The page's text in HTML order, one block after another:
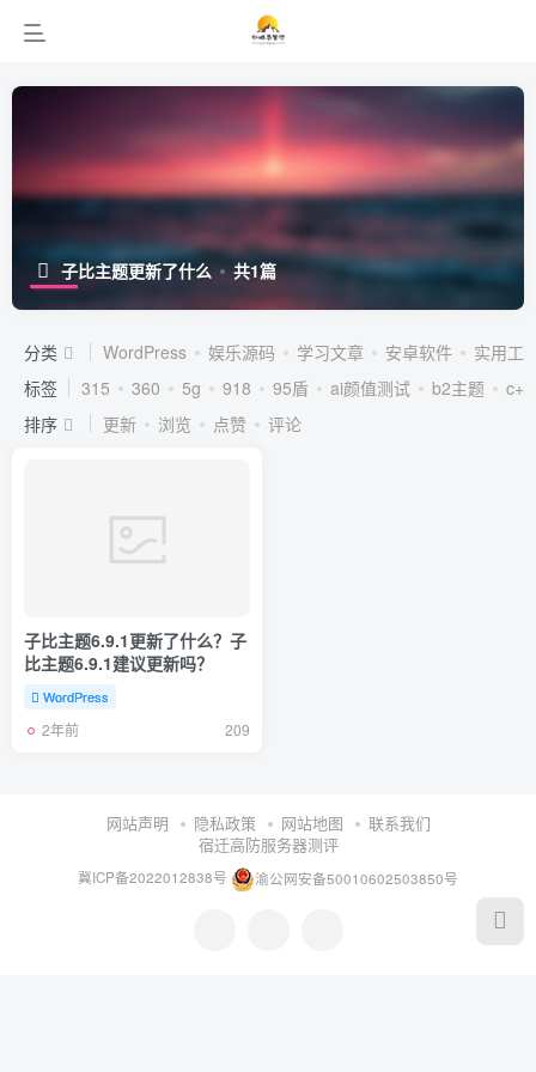
子比主题更新了什么 共1篇
分类 WordPress 娱乐源码 学习文章 安卓软件
实用工
标签
315 360 5g 918 95盾 ai颜值测试 b2主题
c++
排序
更新 浏览 点赞 评论
子比主题6.9.1更新了什么？子
比主题6.9.1建议更新吗？
WordPress
2年前 209
网站声明 隐私政策 网站地图
联系我们
宿迁高防服务器测评
冀ICP备2022012838号 渝公网安备50010602503850号